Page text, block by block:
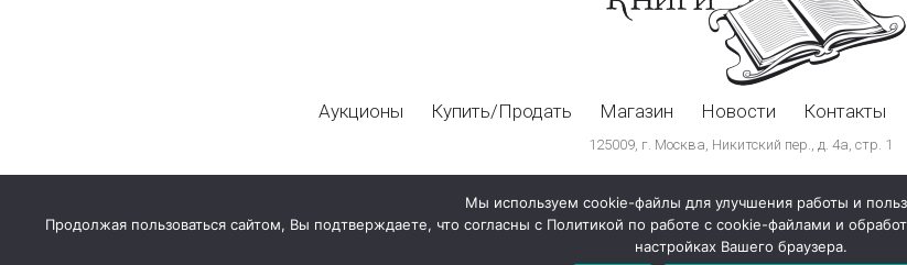
Аукционы Купить/Продать Магазин Новости Контакты
125009, г. Москва, Никитский пер., д. 4а, стр. 1
Мы используем cookie-файлы для улучшения работы и
Продолжая пользоваться сайтом, Вы подтверждаете, что согласны с Политикой по работе с cookie-файлами и
настройках Вашего браузера.